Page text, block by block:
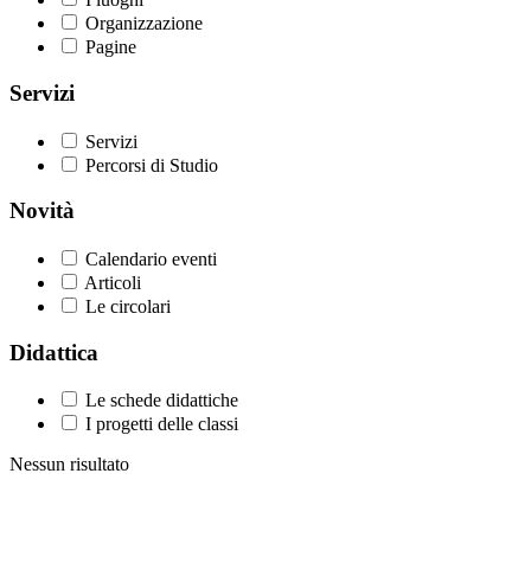
Organizzazione
Pagine
Servizi
Servizi
Percorsi di Studio
Novità
Calendario eventi
Articoli
Le circolari
Didattica
Le schede didattiche
I progetti delle classi
Nessun risultato